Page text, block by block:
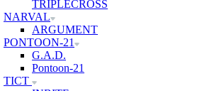
TRIPLECROSS
NARVAL
ARGUMENT
PONTOON-21
G.A.D.
Pontoon-21
TICT